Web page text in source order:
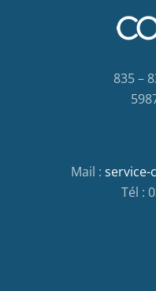
835 –
Mail : service-
Tél :